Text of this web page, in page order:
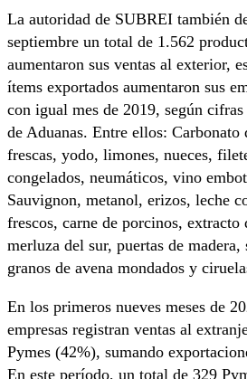
La autoridad de SUBREI también
septiembre un total de 1.562
aumentaron sus ventas al exterior,
ítems exportados aumentaron sus
con igual mes de 2019, según
de Aduanas. Entre ellos:
frescas, yodo, limones, nueces,
congelados, neumáticos, vino
Sauvignon, metanol, erizos, leche
frescos, carne de porcinos,
merluza del sur, puertas de
granos de avena mondados y
En los primeros nueves meses de
empresas registran ventas al
Pymes (42%), sumando
En este período, un total de 329